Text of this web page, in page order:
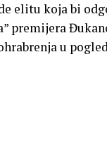
elitu koja bi
premijera
u